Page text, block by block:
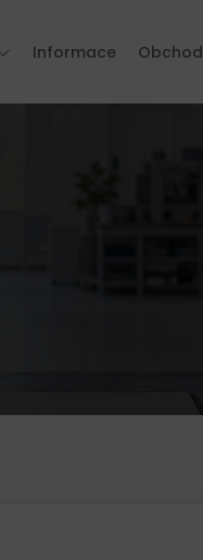
Informace Obchod